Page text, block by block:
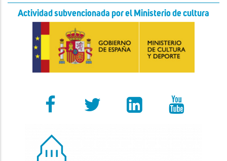
Actividad subvencionada por el Ministerio de cultura